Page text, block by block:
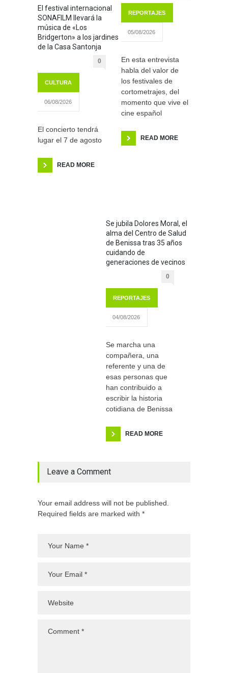
El festival internacional
SONAFILM llevará la
música de «Los
Bridgerton» a los jardines
de la Casa Santonja
0
CULTURA
06/08/2026
El concierto tendrá
lugar el 7 de agosto
READ MORE
REPORTAJES
05/08/2026
En esta entrevista
habla del valor de
los festivales de
cortometrajes, del
momento que vive el
cine español
READ MORE
Se jubila Dolores Moral, el
alma del Centro de Salud
de Benissa tras 35 años
cuidando de
generaciones de vecinos
0
REPORTAJES
04/08/2026
Se marcha una
compañera, una
referente y una de
esas personas que
han contribuido a
escribir la historia
cotidiana de Benissa
READ MORE
Leave a Comment
Your email address will not be published.
Required fields are marked with *